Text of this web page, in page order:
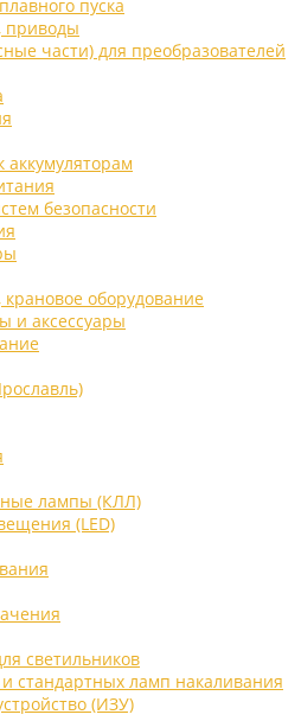
пуска
приводы
части) для преобразователей
аккумуляторам
безопасности
крановое оборудование
и аксессуары
лампы (КЛЛ)
(LED)
светильников
стандартных ламп накаливания
(ИЗУ)